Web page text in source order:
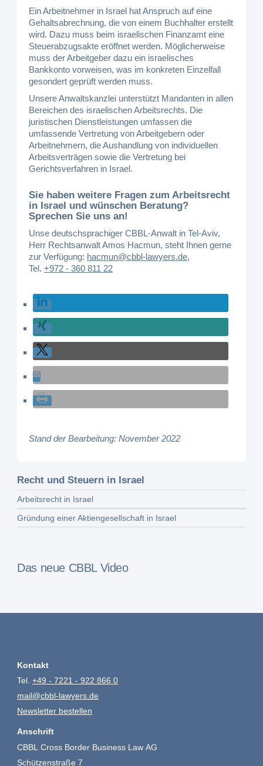
Ein Arbeitnehmer in Israel hat Anspruch auf eine
Gehaltsabrechnung, die von einem Buchhalter erstellt
wird. Dazu muss beim israelischen Finanzamt eine
Steuerabzugsakte eröffnet werden. Möglicherweise
muss der Arbeitgeber dazu ein israelisches
Bankkonto vorweisen, was im konkreten Einzelfall
gesondert geprüft werden muss.
Unsere Anwaltskanzlei unterstützt Mandanten in allen
Bereichen des israelischen Arbeitsrechts. Die
juristischen Dienstleistungen umfassen die
umfassende Vertretung von Arbeitgebern oder
Arbeitnehmern, die Aushandlung von individuellen
Arbeitsverträgen sowie die Vertretung bei
Gerichtsverfahren in Israel.
Sie haben weitere Fragen zum Arbeitsrecht
in Israel und wünschen Beratung?
Sprechen Sie uns an!
Unse deutschsprachiger CBBL-Anwalt in Tel-Aviv,
Herr Rechtsanwalt Amos Hacmun, steht Ihnen gerne
zur Verfügung: hacmun@cbbl-lawyers.de,
Tel.+972 - 360 811 22
Stand der Bearbeitung: November 2022
Recht und Steuern in Israel
Arbeitsrecht in Israel
Gründung einer Aktiengesellschaft in Israel
Das neue CBBL Video
Kontakt
Tel.+49 - 7221 - 922 866 0
mail@cbbl-lawyers.de
Newsletter bestellen
Anschrift
CBBL Cross Border Business Law AG
Schützenstraße 7